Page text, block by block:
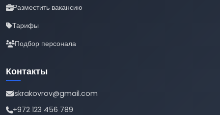
Разместить вакансию
Тарифы
Подбор персонала
Контакты
iskrakovrov@gmail.com
+972 123 456 789